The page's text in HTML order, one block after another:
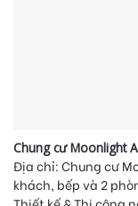
Chung cư Moonlight
Địa chỉ: Chung cư
khách, bếp và 2